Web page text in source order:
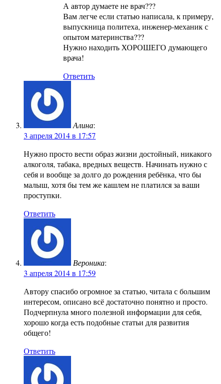
А автор думаете не врач???
Вам легче если статью написала, к примеру,
выпускница политеха, инженер-механик с
опытом материнства???
Нужно находить ХОРОШЕГО думающего
врача!
Ответить
Алина:
3 апреля 2014 в 17:57
Нужно просто вести образ жизни достойный, никакого
алкоголя, табака, вредных веществ. Начинать нужно с
себя и вообще за долго до рождения ребёнка, что бы
малыш, хотя бы тем же кашлем не платился за ваши
проступки.
Ответить
Вероника:
3 апреля 2014 в 17:59
Автору спасибо огромное за статью, читала с большим
интересом, описано всё достаточно понятно и просто.
Подчерпнула много полезной информации для себя,
хорошо когда есть подобные статьи для развития
общего!
Ответить